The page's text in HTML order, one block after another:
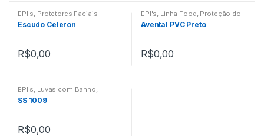
EPI's, Protetores Faciais
Escudo Celeron
R$0,00
EPI's, Linha Food, Proteção do
Corpo
Avental PVC Preto
R$0,00
EPI's Luvas com Banho
Proteção das Mãos
SS 1009
R$0,00